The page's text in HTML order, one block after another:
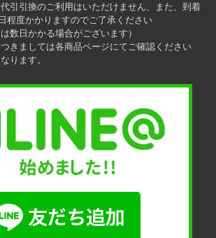
引引換のご利用はいただけません、また、到着
程度かかりますのでご了承ください
数日かかる場合がございます）
きましては各商品ページにてご確認ください
ります。